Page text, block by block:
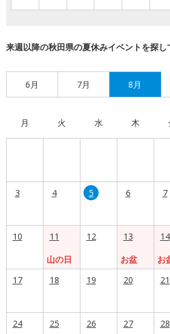
来週以降の秋田県の夏休みイベントを探し
6月 7月 8月
月 火 水 木
3 4 5 6 7
10
11
山の日
12
13
お盆
14
お
17
18 19 20 21
24 25 26 27 28